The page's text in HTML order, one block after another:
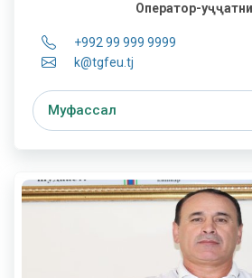
Оператор-
+992 99 999 9999
k@tgfeu.tj
Муфассал